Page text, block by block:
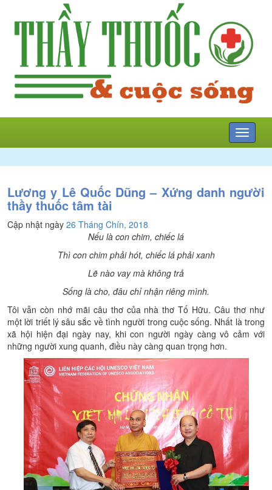
Mở
menu
Lương y Lê Quốc Dũng – Xứng danh người
thầy thuốc tâm tài
Cập nhật ngày 26 Tháng Chín, 2018
Nếu là con chim, chiếc lá
Thì con chim phải hót, chiếc lá phải xanh
Lẽ nào vay mà không trả
Sống là cho, đâu chỉ nhận riêng mình.
Tôi vẫn còn nhớ mãi câu thơ của nhà thơ Tố Hữu. Câu thơ như
một lời triết lý sâu sắc về tình người trong cuộc sống. Nhất là trong
xã hội hiện đại ngày nay, khi con người ngày càng vô cảm với
những người xung quanh, điều này càng quan trọng hơn.